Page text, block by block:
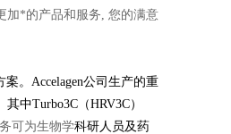
加*的产品和服务, 您的满意
。Accelagen公司生产的重
中Turbo3C（HRV3C）
可为生物学科研人员及药